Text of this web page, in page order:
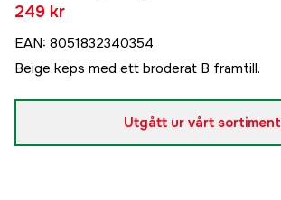
249 kr
EAN: 8051832340354
Beige keps med ett broderat B framtill.
Utgått ur vårt sortiment